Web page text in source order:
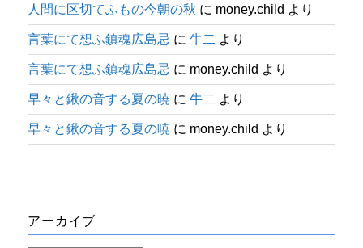
人間に区切てふもの今朝の秋 に money.child より
言葉にて想ふ鎮魂広島忌 に牛二 より
言葉にて想ふ鎮魂広島忌 に money.child より
早々と鍬の音する夏の暁 に牛二 より
早々と鍬の音する夏の暁 に money.child より
アーカイブ